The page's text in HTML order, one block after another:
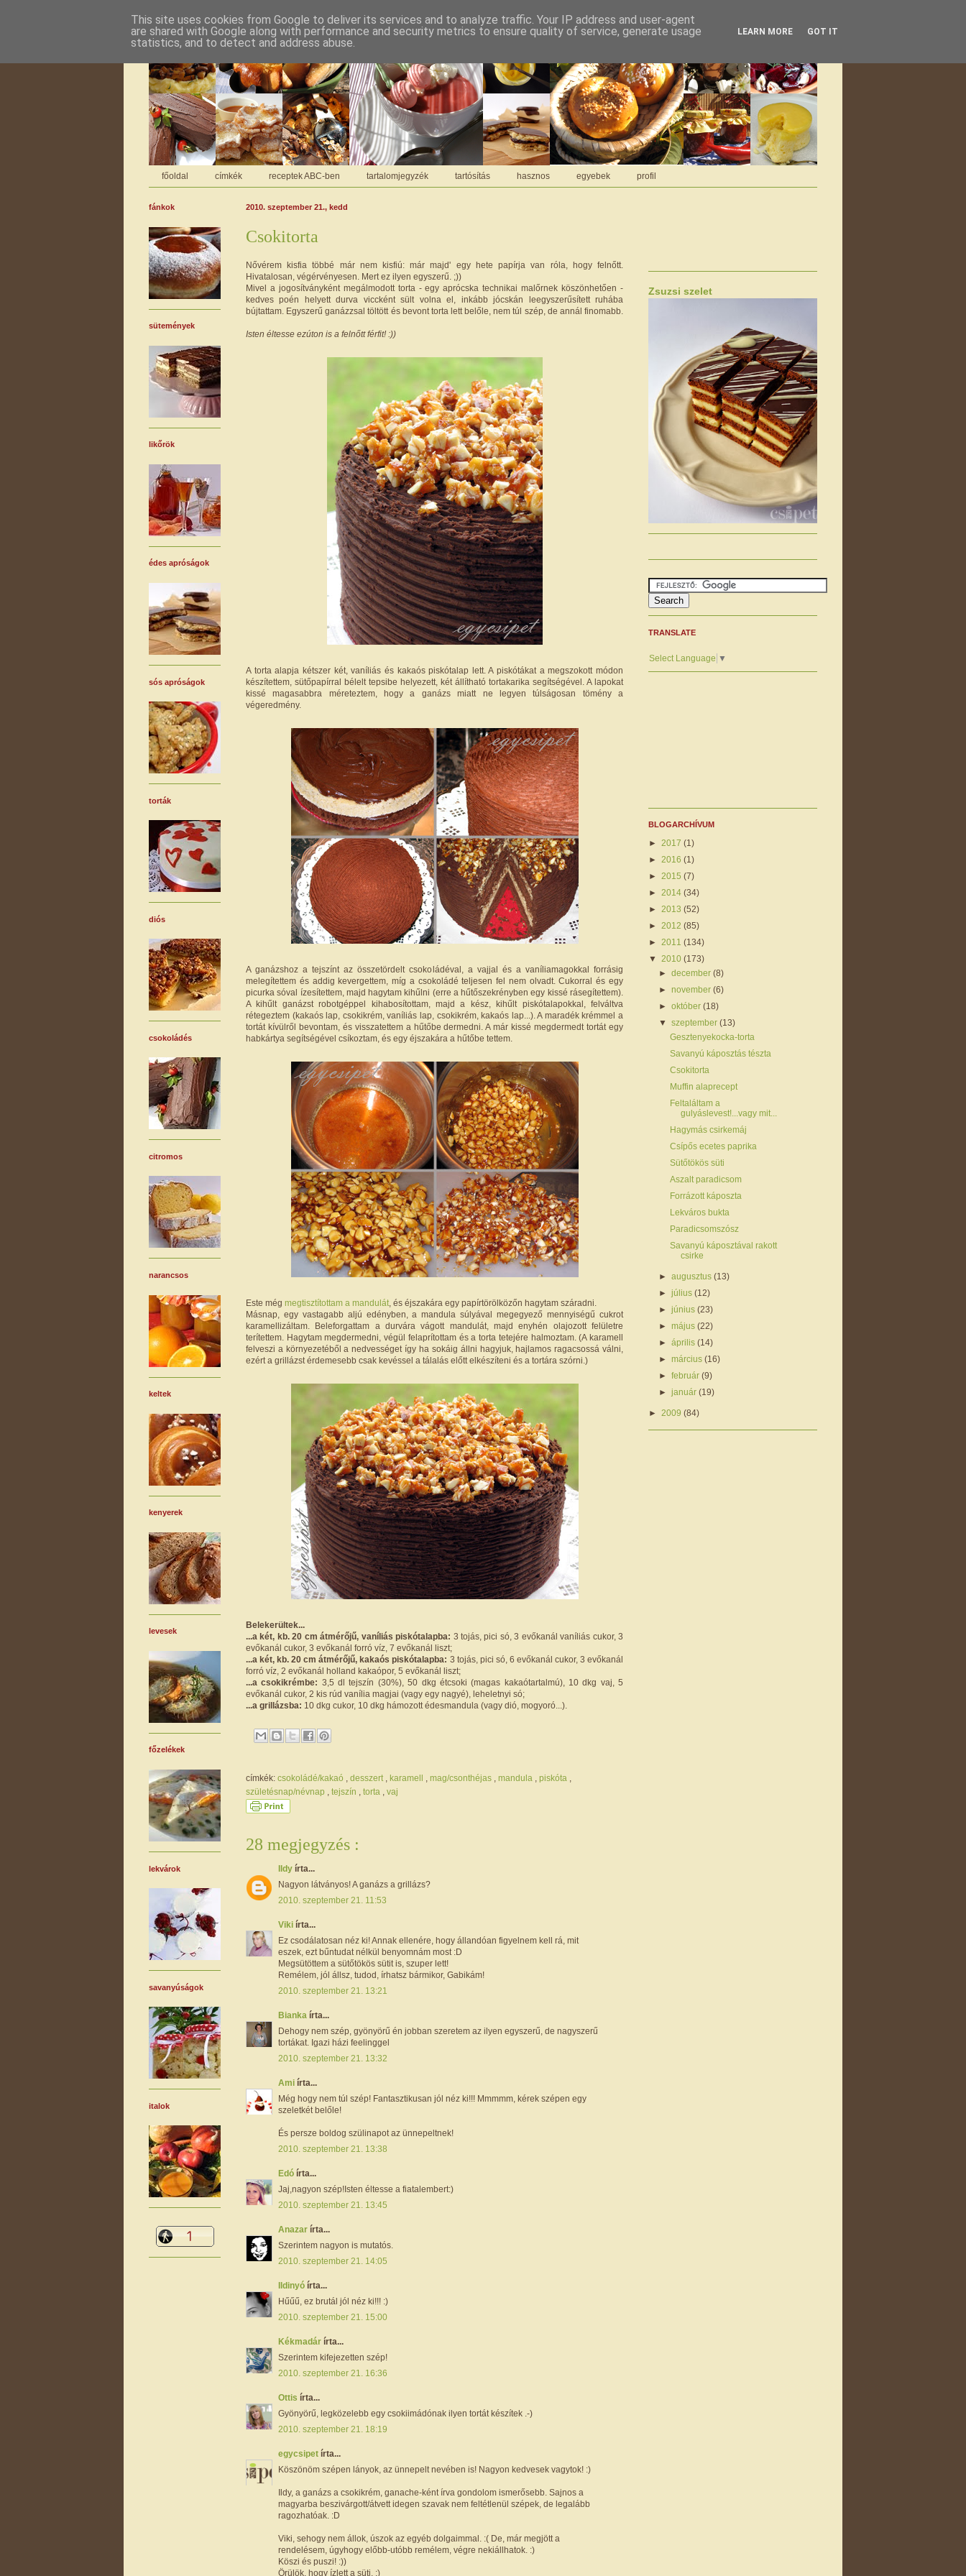
főoldal címkék receptek ABC-ben tartalomjegyzék tartósítás hasznos egyebek profil
2010. szeptember 21., kedd
Csokitorta
Nővérem kisfia többé már nem kisfiú: már majd' egy hete papírja van róla, hogy felnőtt.
Hivatalosan, végérvényesen. Mert ez ilyen egyszerű. ;))
Mivel a jogosítványként megálmodott torta - egy aprócska technikai malőrnek köszönhetően -
kedves poén helyett durva viccként sült volna el, inkább jócskán leegyszerűsített ruhába
bújtattam. Egyszerű ganázzsal töltött és bevont torta lett belőle, nem túl szép, de annál finomabb.
Isten éltesse ezúton is a felnőtt férfit! :))
A torta alapja kétszer két, vaníliás és kakaós piskótalap lett. A piskótákat a megszokott módon
készítettem, sütőpapírral bélelt tepsibe helyezett, két állítható tortakarika segítségével. A lapokat
kissé magasabbra méreteztem, hogy a ganázs miatt ne legyen túlságosan tömény a
végeredmény.
A ganázshoz a tejszínt az összetördelt csokoládéval, a vajjal és a vaníliamagokkal forrásig
melegítettem és addig kevergettem, míg a csokoládé teljesen fel nem olvadt. Cukorral és egy
picurka sóval ízesítettem, majd hagytam kihűlni (erre a hűtőszekrényben egy kissé rásegítettem).
A kihűlt ganázst robotgéppel kihabosítottam, majd a kész, kihűlt piskótalapokkal, felváltva
rétegeztem (kakaós lap, csokikrém, vaníliás lap, csokikrém, kakaós lap...). A maradék krémmel a
tortát kívülről bevontam, és visszatettem a hűtőbe dermedni. A már kissé megdermedt tortát egy
habkártya segítségével csíkoztam, és egy éjszakára a hűtőbe tettem.
Este még megtisztítottam a mandulát , és éjszakára egy papírtörölközőn hagytam száradni.
Másnap, egy vastagabb aljú edényben, a mandula súlyával megegyező mennyiségű cukrot
karamellizáltam. Beleforgattam a durvára vágott mandulát, majd enyhén olajozott felületre
terítettem. Hagytam megdermedni, végül felaprítottam és a torta tetejére halmoztam. (A karamell
felveszi a környezetéből a nedvességet így ha sokáig állni hagyjuk, hajlamos ragacsossá válni,
ezért a grillázst érdemesebb csak kevéssel a tálalás előtt elkészíteni és a tortára szórni.)
Belekerültek...
...a két, kb. 20 cm átmérőjű, vaníliás piskótalapba: 3 tojás, pici só, 3 evőkanál vaníliás cukor, 3
evőkanál cukor, 3 evőkanál forró víz, 7 evőkanál liszt;
...a két, kb. 20 cm átmérőjű, kakaós piskótalapba: 3 tojás, pici só, 6 evőkanál cukor, 3 evőkanál
forró víz, 2 evőkanál holland kakaópor, 5 evőkanál liszt;
...a csokikrémbe: 3,5 dl tejszín (30%), 50 dkg étcsoki (magas kakaótartalmú), 10 dkg vaj, 5
evőkanál cukor, 2 kis rúd vanília magjai (vagy egy nagyé), leheletnyi só;
...a grillázsba: 10 dkg cukor, 10 dkg hámozott édesmandula (vagy dió, mogyoró...).
címkék: csokoládé/kakaó desszert karamell mag/csonthéjas mandula piskóta
születésnap/névnap
tejszín torta vaj
28 megjegyzés :
Ildy írta...
Nagyon látványos! A ganázs a grillázs?
2010. szeptember 21. 11:53
Viki írta...
Ez csodálatosan néz ki! Annak ellenére, hogy állandóan figyelnem kell rá, mit
eszek, ezt bűntudat nélkül benyomnám most :D
Megsütöttem a sütőtökös sütit is, szuper lett!
Remélem, jól állsz, tudod, írhatsz bármikor, Gabikám!
2010. szeptember 21. 13:21
Bianka írta...
Dehogy nem szép, gyönyörű én jobban szeretem az ilyen egyszerű, de nagyszerű
tortákat. Igazi házi feelinggel
2010. szeptember 21. 13:32
Ami írta...
Még hogy nem túl szép! Fantasztikusan jól néz ki!!! Mmmmm, kérek szépen egy
szeletkét belőle!
És persze boldog szülinapot az ünnepeltnek!
2010. szeptember 21. 13:38
Edó írta...
Jaj,nagyon szép!Isten éltesse a fiatalembert:)
2010. szeptember 21. 13:45
Anazar írta...
Szerintem nagyon is mutatós.
2010. szeptember 21. 14:05
Ildinyó írta...
Hűűű, ez brutál jól néz ki!!! :)
2010. szeptember 21. 15:00
Kékmadár írta...
Szerintem kifejezetten szép!
2010. szeptember 21. 16:36
Ottis írta...
Gyönyörű, legközelebb egy csokiimádónak ilyen tortát készítek .-)
2010. szeptember 21. 18:19
egycsipet írta...
Köszönöm szépen lányok, az ünnepelt nevében is! Nagyon kedvesek vagytok! :)
Ildy, a ganázs a csokikrém, ganache-ként írva gondolom ismerősebb. Sajnos a
magyarba beszivárgott/átvett idegen szavak nem feltétlenül szépek, de legalább
ragozhatóak. :D
Viki, sehogy nem állok, úszok az egyéb dolgaimmal. :( De, már megjött a
rendelésem, úgyhogy előbb-utóbb remélem, végre nekiállhatok. :)
Köszi és puszi! :))
Örülök, hogy ízlett a süti. :)
fánkok
sütemények
likőrök
édes apróságok
sós apróságok
torták
diós
csokoládés
citromos
narancsos
keltek
kenyerek
levesek
főzelékek
lekvárok
savanyúságok
italok
Zsuzsi szelet
TRANSLATE
Select Language ▼
BLOGARCHÍVUM
► 2017 (1)
► 2016 (1)
► 2015 (7)
► 2014 (34)
► 2013 (52)
► 2012 (85)
► 2011 (134)
▼ 2010 (173)
►december(8)
►november(6)
►október(18)
▼szeptember(13)
Gesztenyekocka-torta
Savanyú káposztás tészta
Csokitorta
Muffin alaprecept
Feltaláltam a
gulyáslevest!...vagy mit...
Hagymás csirkemáj
Csípős ecetes paprika
Sütőtökös süti
Aszalt paradicsom
Forrázott káposzta
Lekváros bukta
Paradicsomszósz
Savanyú káposztával rakott
csirke
►augusztus(13)
►július(12)
►június(23)
►május(22)
►április(14)
►március(16)
►február(9)
►január(19)
► 2009 (84)
This site uses cookies from Google to deliver its services and to analyze traffic. Your IP address and user-agent
are shared with Google along with performance and security metrics to ensure quality of service, generate usage
statistics, and to detect and address abuse.
LEARN MORE GOT IT